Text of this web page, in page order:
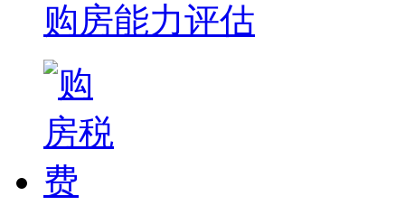
购房能力评估